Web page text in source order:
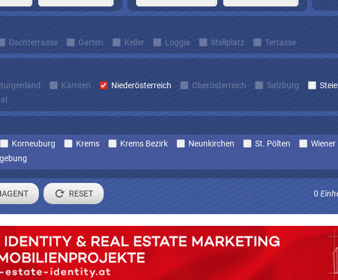
Dachterrasse Garten Keller Loggia Stellplatz Terrasse
Kärnten Niederösterreich Oberösterreich Salzburg
Korneuburg Krems Krems Bezirk Neunkirchen St. Pölten
0
Registrieren Sie sich um laufend Angebote die zu Ihren Suchkriterien